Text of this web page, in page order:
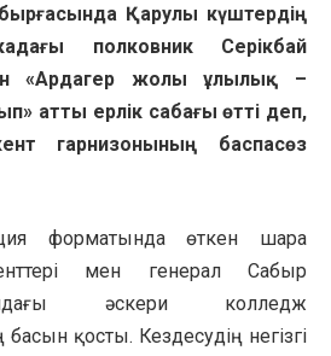
Қарулы күштердің
полковник Серікбай
«Ардагер жолы ұлылық –
атты ерлік сабағы өтті деп,
гарнизонының баспасөз
форматында өткен шара
мен генерал Сабыр
әскери колледж
басын қосты. Кездесудің негізгі